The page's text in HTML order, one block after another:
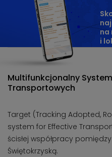
na
i
Multifunkcjonalny
Transportowych
Target (Tracking Adopted,
system for Effective
ścisłej współpracy
Świętokrzyską.